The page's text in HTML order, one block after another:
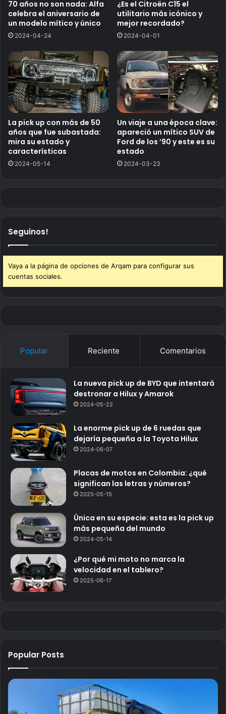
70 años no son nada: Alfa
celebra el aniversario de
un modelo mítico y único
2024-04-24
¿Es el Citroën C15 el
utilitario más icónico y
mejor recordado?
2024-04-01
La pick up con más de 50
años que fue subastada:
mira su estado y
características
2024-05-14
Un viaje a una época clave:
apareció un mítico SUV de
Ford de los ’90 y este es su
estado
2024-03-23
Seguinos!
Vaya a la página de opciones de Arqam para configurar sus
cuentas sociales.
Popular Reciente Comentarios
La nueva pick up de BYD que intentará
destronar a Hilux y Amarok
2024-05-22
La enorme pick up de 6 ruedas que
dejaría pequeña a la Toyota Hilux
2024-06-07
Placas de motos en Colombia: ¿qué
significan las letras y números?
2025-05-15
Única en su especie: esta es la pick up
más pequeña del mundo
2024-05-14
¿Por qué mi moto no marca la
velocidad en el tablero?
2025-06-17
Popular Posts